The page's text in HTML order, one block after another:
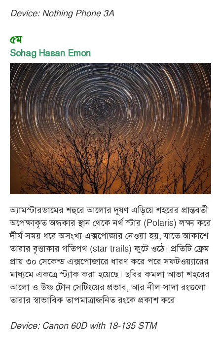
Device: Nothing Phone 3A
৫ম
Sohag Hasan Emon
অ্যামস্টারডামের শহুরে আলোর দূষণ এড়িয়ে শহরের প্রান্তবর্তী
অপেক্ষাকৃত অন্ধকার স্থান থেকে নর্থ স্টার (Polaris) লক্ষ্য করে
দীর্ঘ সময় ধরে অসংখ্য এক্সপোজার নেওয়া হয়, যাতে আকাশে
তারার বৃত্তাকার গতিপথ (star trails) ফুটে ওঠে। প্রতিটি ফ্রেম
প্রায় ৩০ সেকেন্ড এক্সপোজারে ধারণ করে পরে সফটওয়্যারের
মাধ্যমে একত্রে স্ট্যাক করা হয়েছে। ছবির কমলা আভা শহরের
আলো ও উষ্ণ টোন সেটিংয়ের প্রভাব, আর নীল-সাদা রংগুলো
তারার স্বাভাবিক তাপমাত্রাজনিত রংকে প্রকাশ করে
Device: Canon 60D with 18-135 STM